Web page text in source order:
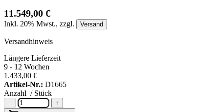
11.549,00 €
Inkl. 20% Mwst., zzgl. Versand
Versandhinweis
Längere Lieferzeit
9 - 12 Wochen
1.433,00 €
Artikel-Nr.: D1665
Anzahl / Stück
− +